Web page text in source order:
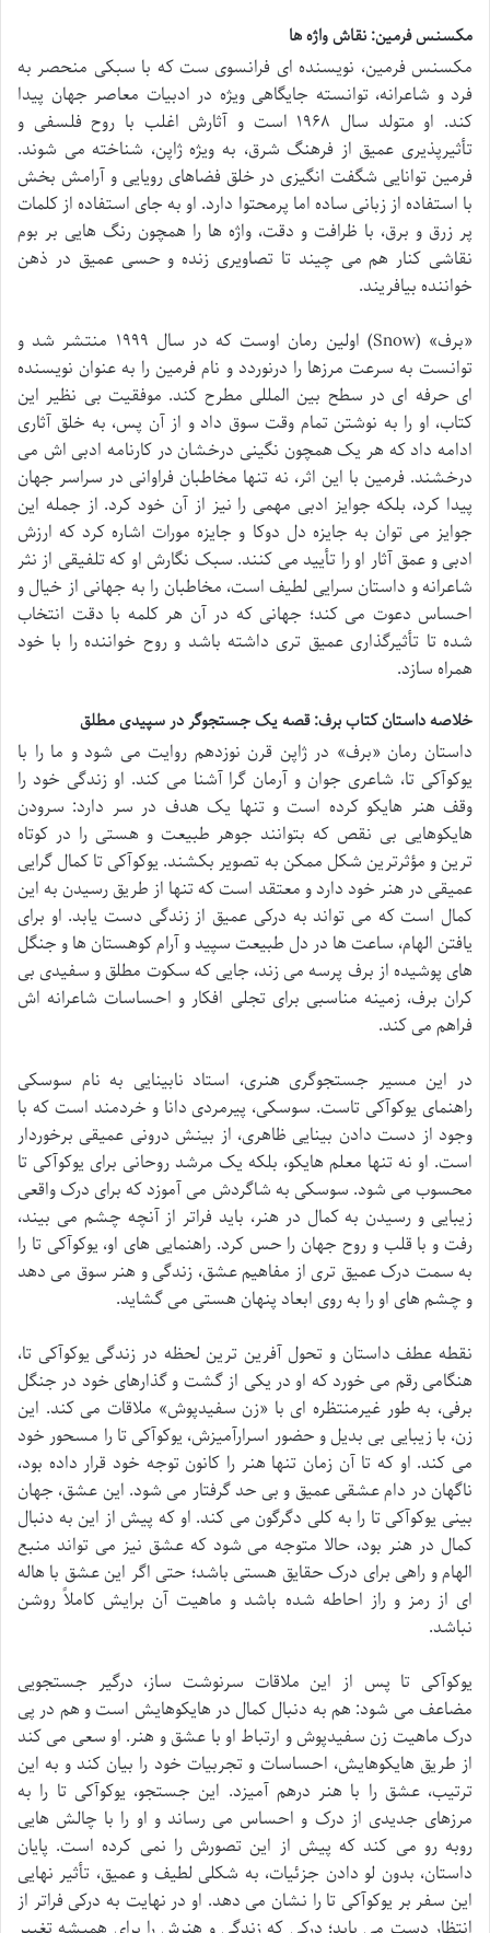
مکسنس فرمین: نقاش واژه ها
مکسنس فرمین، نویسنده ای فرانسوی ست که با سبکی منحصر به
فرد و شاعرانه، توانسته جایگاهی ویژه در ادبیات معاصر جهان پیدا
کند. او متولد سال ۱۹۶۸ است و آثارش اغلب با روح فلسفی و
تأثیرپذیری عمیق از فرهنگ شرق، به ویژه ژاپن، شناخته می شوند.
فرمین توانایی شگفت انگیزی در خلق فضاهای رویایی و آرامش بخش
با استفاده از زبانی ساده اما پرمحتوا دارد. او به جای استفاده از کلمات
پر زرق و برق، با ظرافت و دقت، واژه ها را همچون رنگ هایی بر بوم
نقاشی کنار هم می چیند تا تصاویری زنده و حسی عمیق در ذهن
خواننده بیافریند.
«برف» (Snow) اولین رمان اوست که در سال ۱۹۹۹ منتشر شد و
توانست به سرعت مرزها را درنوردد و نام فرمین را به عنوان نویسنده
ای حرفه ای در سطح بین المللی مطرح کند. موفقیت بی نظیر این
کتاب، او را به نوشتن تمام وقت سوق داد و از آن پس، به خلق آثاری
ادامه داد که هر یک همچون نگینی درخشان در کارنامه ادبی اش می
درخشند. فرمین با این اثر، نه تنها مخاطبان فراوانی در سراسر جهان
پیدا کرد، بلکه جوایز ادبی مهمی را نیز از آن خود کرد. از جمله این
جوایز می توان به جایزه دل دوکا و جایزه مورات اشاره کرد که ارزش
ادبی و عمق آثار او را تأیید می کنند. سبک نگارش او که تلفیقی از نثر
شاعرانه و داستان سرایی لطیف است، مخاطبان را به جهانی از خیال و
احساس دعوت می کند؛ جهانی که در آن هر کلمه با دقت انتخاب
شده تا تأثیرگذاری عمیق تری داشته باشد و روح خواننده را با خود
همراه سازد.
خلاصه داستان کتاب برف: قصه یک جستجوگر در سپیدی مطلق
داستان رمان «برف» در ژاپن قرن نوزدهم روایت می شود و ما را با
یوکوآکی تا، شاعری جوان و آرمان گرا آشنا می کند. او زندگی خود را
وقف هنر هایکو کرده است و تنها یک هدف در سر دارد: سرودن
هایکوهایی بی نقص که بتوانند جوهر طبیعت و هستی را در کوتاه
ترین و مؤثرترین شکل ممکن به تصویر بکشند. یوکوآکی تا کمال گرایی
عمیقی در هنر خود دارد و معتقد است که تنها از طریق رسیدن به این
کمال است که می تواند به درکی عمیق از زندگی دست یابد. او برای
یافتن الهام، ساعت ها در دل طبیعت سپید و آرام کوهستان ها و جنگل
های پوشیده از برف پرسه می زند، جایی که سکوت مطلق و سفیدی بی
کران برف، زمینه مناسبی برای تجلی افکار و احساسات شاعرانه اش
فراهم می کند.
در این مسیر جستجوگری هنری، استاد نابینایی به نام سوسکی
راهنمای یوکوآکی تاست. سوسکی، پیرمردی دانا و خردمند است که با
وجود از دست دادن بینایی ظاهری، از بینش درونی عمیقی برخوردار
است. او نه تنها معلم هایکو، بلکه یک مرشد روحانی برای یوکوآکی تا
محسوب می شود. سوسکی به شاگردش می آموزد که برای درک واقعی
زیبایی و رسیدن به کمال در هنر، باید فراتر از آنچه چشم می بیند،
رفت و با قلب و روح جهان را حس کرد. راهنمایی های او، یوکوآکی تا را
به سمت درک عمیق تری از مفاهیم عشق، زندگی و هنر سوق می دهد
و چشم های او را به روی ابعاد پنهان هستی می گشاید.
نقطه عطف داستان و تحول آفرین ترین لحظه در زندگی یوکوآکی تا،
هنگامی رقم می خورد که او در یکی از گشت و گذارهای خود در جنگل
برفی، به طور غیرمنتظره ای با «زن سفیدپوش» ملاقات می کند. این
زن، با زیبایی بی بدیل و حضور اسرارآمیزش، یوکوآکی تا را مسحور خود
می کند. او که تا آن زمان تنها هنر را کانون توجه خود قرار داده بود،
ناگهان در دام عشقی عمیق و بی حد گرفتار می شود. این عشق، جهان
بینی یوکوآکی تا را به کلی دگرگون می کند. او که پیش از این به دنبال
کمال در هنر بود، حالا متوجه می شود که عشق نیز می تواند منبع
الهام و راهی برای درک حقایق هستی باشد؛ حتی اگر این عشق با هاله
ای از رمز و راز احاطه شده باشد و ماهیت آن برایش کاملاً روشن
نباشد.
یوکوآکی تا پس از این ملاقات سرنوشت ساز، درگیر جستجویی
مضاعف می شود: هم به دنبال کمال در هایکوهایش است و هم در پی
درک ماهیت زن سفیدپوش و ارتباط او با عشق و هنر. او سعی می کند
از طریق هایکوهایش، احساسات و تجربیات خود را بیان کند و به این
ترتیب، عشق را با هنر درهم آمیزد. این جستجو، یوکوآکی تا را به
مرزهای جدیدی از درک و احساس می رساند و او را با چالش هایی
روبه رو می کند که پیش از این تصورش را نمی کرده است. پایان
داستان، بدون لو دادن جزئیات، به شکلی لطیف و عمیق، تأثیر نهایی
این سفر بر یوکوآکی تا را نشان می دهد. او در نهایت به درکی فراتر از